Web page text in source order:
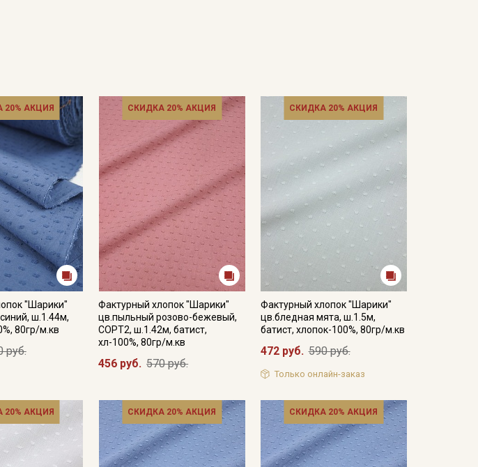
20% АКЦИЯ
"Шарики"
ш.1.44м,
80гр/м.кв
руб.
СКИДКА 20% АКЦИЯ
Фактурный хлопок "Шарики"
цв.пыльный розово-бежевый,
СОРТ2, ш.1.42м, батист,
хл-100%, 80гр/м.кв
456 руб. 570 руб.
СКИДКА 20% АКЦИЯ
Фактурный хлопок "Шарики"
цв.бледная мята, ш.1.5м,
батист, хлопок-100%, 80гр/м.кв
472 руб. 590 руб.
Только онлайн-заказ
20% АКЦИЯ СКИДКА 20% АКЦИЯ СКИДКА 20% АКЦИЯ
рассылка от
дополнительные
до 30% на узкие
тканей
обработки персональных
обработку персональных
рекламных и